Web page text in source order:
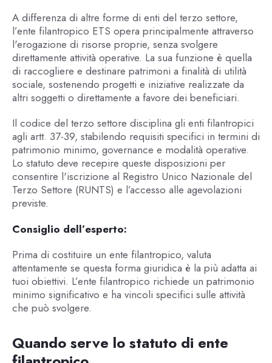
A differenza di altre forme di enti del terzo settore,
l’ente filantropico ETS opera principalmente attraverso
l'erogazione di risorse proprie, senza svolgere
direttamente attività operative. La sua funzione è quella
di raccogliere e destinare patrimoni a finalità di utilità
sociale, sostenendo progetti e iniziative realizzate da
altri soggetti o direttamente a favore dei beneficiari.
Il codice del terzo settore disciplina gli enti filantropici
agli artt. 37-39, stabilendo requisiti specifici in termini di
patrimonio minimo, governance e modalità operative.
Lo statuto deve recepire queste disposizioni per
consentire l'iscrizione al Registro Unico Nazionale del
Terzo Settore (RUNTS) e l’accesso alle agevolazioni
previste.
Consiglio dell’esperto:
Prima di costituire un ente filantropico, valuta
attentamente se questa forma giuridica è la più adatta ai
tuoi obiettivi. L’ente filantropico richiede un patrimonio
minimo significativo e ha vincoli specifici sulle attività
che può svolgere.
Quando serve lo statuto di ente